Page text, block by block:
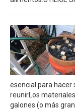
esencial para hacer
reunirLos
galones (o más gran